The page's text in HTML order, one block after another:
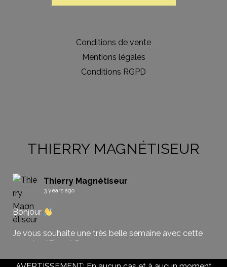
Conditions de vente
Mentions légales
Conditions RGPD
THIERRY MAGNÉTISEUR
Thierry Magnétiseur
3 years ago
Bonjour
Je vous souhaite une très belle semaine avec cette
pensée d'Ernest Renan